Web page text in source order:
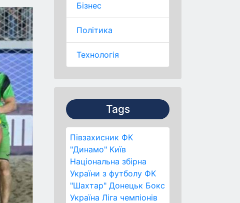
Бізнес
Політика
Технологія
Tags
Півзахисник ФК
"Динамо" Київ
Національна збірна
України з футболу ФК
"Шахтар" Донецьк Бокс
Україна Ліга чемпіонів